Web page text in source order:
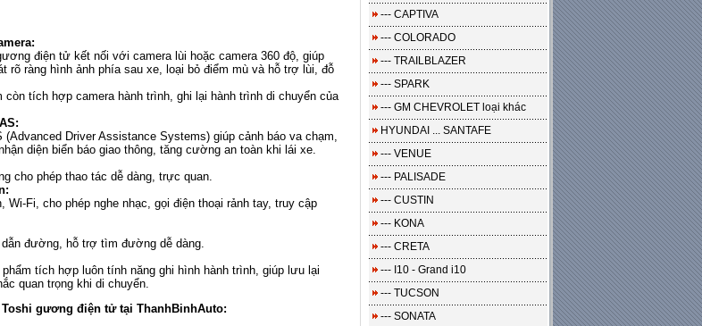
điện tử kết nối với camera lùi hoặc camera 360 độ, giúp
rõ ràng hình ảnh phía sau xe, loại bỏ điểm mù và hỗ trợ lùi, đỗ
còn tích hợp camera hành trình, ghi lại hành trình di chuyển của
(Advanced Driver Assistance Systems) giúp cảnh báo va chạm,
diện biển báo giao thông, tăng cường an toàn khi lái xe.
cho phép thao tác dễ dàng, trực quan.
Wi-Fi, cho phép nghe nhạc, gọi điện thoại rảnh tay, truy cập
đường, hỗ trợ tìm đường dễ dàng.
tích hợp luôn tính năng ghi hình hành trình, giúp lưu lại
quan trọng khi di chuyển.
gương điện tử tại ThanhBinhAuto:
--- CAPTIVA
--- COLORADO
--- TRAILBLAZER
--- SPARK
--- GM CHEVROLET loại khác
HYUNDAI ... SANTAFE
--- VENUE
--- PALISADE
--- CUSTIN
--- KONA
--- CRETA
--- I10 - Grand i10
--- TUCSON
--- SONATA